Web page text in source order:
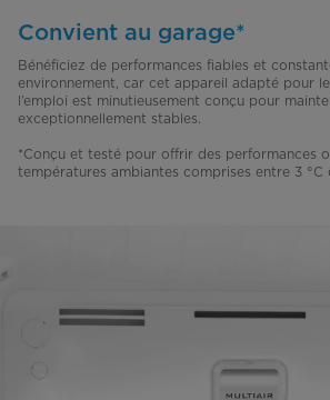
Convient au garage*
Bénéficiez de performances fiables et
environnement, car cet appareil adapté pour
l’emploi est minutieusement conçu pour
exceptionnellement stables.
*Conçu et testé pour offrir des performances
températures ambiantes comprises entre 3 °C